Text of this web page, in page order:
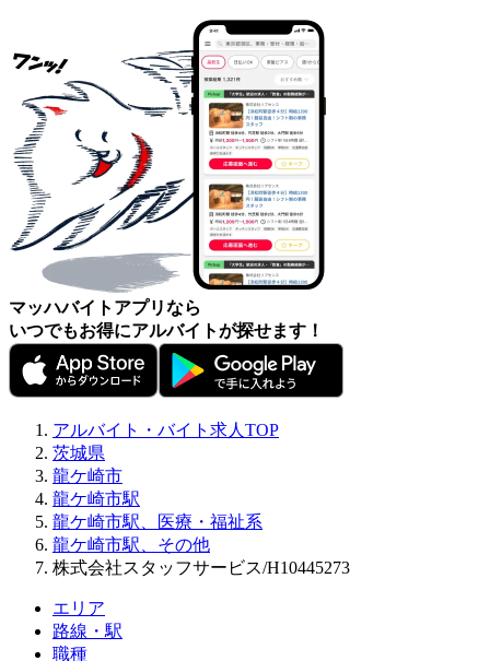
マッハバイトアプリなら
いつでもお得にアルバイトが探せます！
アルバイト・バイト求人TOP
茨城県
龍ケ崎市
龍ケ崎市駅
龍ケ崎市駅、医療・福祉系
龍ケ崎市駅、その他
株式会社スタッフサービス/H10445273
エリア
路線・駅
職種